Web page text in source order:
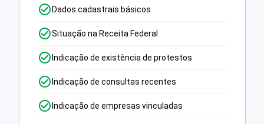
Dados cadastrais básicos
Situação na Receita Federal
Indicação de existência de protestos
Indicação de consultas recentes
Indicação de empresas vinculadas